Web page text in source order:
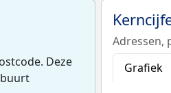
Deze
Adressen,
Grafiek